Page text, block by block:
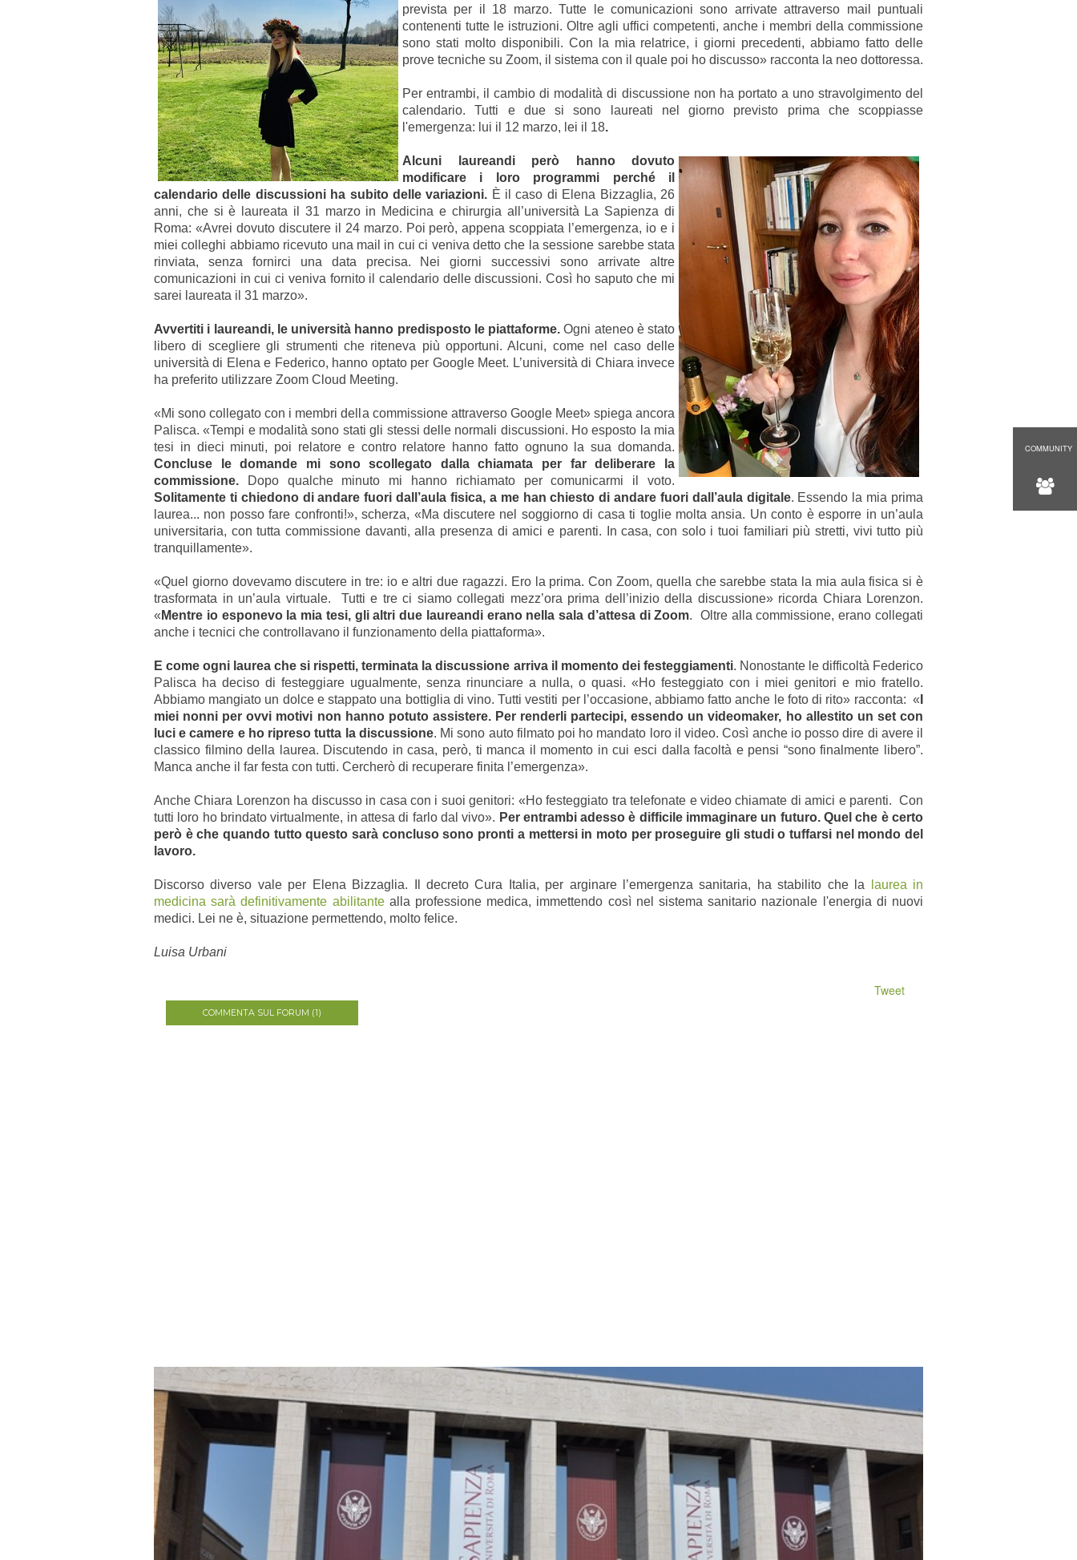
prevista per il 18 marzo. Tutte le comunicazioni sono arrivate attraverso mail puntuali
contenenti tutte le istruzioni. Oltre agli uffici competenti, anche i membri della commissione
sono stati molto disponibili. Con la mia relatrice, i giorni precedenti, abbiamo fatto delle
prove tecniche su Zoom, il sistema con il quale poi ho discusso» racconta la neo dottoressa.
Per entrambi, il cambio di modalità di discussione non ha portato a uno stravolgimento del
calendario. Tutti e due si sono laureati nel giorno previsto prima che scoppiasse
l'emergenza: lui il 12 marzo, lei il 18.
Alcuni laureandi però hanno dovuto
modificare i loro programmi perché il
calendario delle discussioni ha subito delle variazioni. È il caso di Elena Bizzaglia, 26
anni, che si è laureata il 31 marzo in Medicina e chirurgia all’università La Sapienza di
Roma: «Avrei dovuto discutere il 24 marzo. Poi però, appena scoppiata l’emergenza, io e i
miei colleghi abbiamo ricevuto una mail in cui ci veniva detto che la sessione sarebbe stata
rinviata, senza fornirci una data precisa. Nei giorni successivi sono arrivate altre
comunicazioni in cui ci veniva fornito il calendario delle discussioni. Così ho saputo che mi
sarei laureata il 31 marzo».
Avvertiti i laureandi, le università hanno predisposto le piattaforme. Ogni ateneo è stato
libero di scegliere gli strumenti che riteneva più opportuni. Alcuni, come nel caso delle
università di Elena e Federico, hanno optato per Google Meet. L’università di Chiara invece
ha preferito utilizzare Zoom Cloud Meeting.
«Mi sono collegato con i membri della commissione attraverso Google Meet» spiega ancora
Palisca. «Tempi e modalità sono stati gli stessi delle normali discussioni. Ho esposto la mia
tesi in dieci minuti, poi relatore e contro relatore hanno fatto ognuno la sua domanda.
Concluse le domande mi sono scollegato dalla chiamata per far deliberare la
commissione.
Dopo qualche minuto mi hanno richiamato per comunicarmi il voto.
Solitamente ti chiedono di andare fuori dall’aula fisica, a me han chiesto di andare fuori dall’aula digitale. Essendo la mia prima
laurea... non posso fare confronti!», scherza, «Ma discutere nel soggiorno di casa ti toglie molta ansia. Un conto è esporre in un’aula
universitaria, con tutta commissione davanti, alla presenza di amici e parenti. In casa, con solo i tuoi familiari più stretti, vivi tutto più
tranquillamente».
«Quel giorno dovevamo discutere in tre: io e altri due ragazzi. Ero la prima. Con Zoom, quella che sarebbe stata la mia aula fisica si è
trasformata in un’aula virtuale. Tutti e tre ci siamo collegati mezz’ora prima dell’inizio della discussione» ricorda Chiara Lorenzon.
« Mentre io esponevo la mia tesi, gli altri due laureandi erano nella sala d’attesa di Zoom. Oltre alla commissione, erano collegati
anche i tecnici che controllavano il funzionamento della piattaforma».
E come ogni laurea che si rispetti, terminata la discussione arriva il momento dei festeggiamenti. Nonostante le difficoltà Federico
Palisca ha deciso di festeggiare ugualmente, senza rinunciare a nulla, o quasi. «Ho festeggiato con i miei genitori e mio fratello.
Abbiamo mangiato un dolce e stappato una bottiglia di vino. Tutti vestiti per l’occasione, abbiamo fatto anche le foto di rito» racconta: «
miei nonni per ovvi motivi non hanno potuto assistere. Per renderli partecipi, essendo un videomaker, ho allestito un set con
luci e camere e ho ripreso tutta la discussione. Mi sono auto filmato poi ho mandato loro il video. Così anche io posso dire di avere il
classico filmino della laurea. Discutendo in casa, però, ti manca il momento in cui esci dalla facoltà e pensi “sono finalmente libero”.
Manca anche il far festa con tutti. Cercherò di recuperare finita l’emergenza».
Anche Chiara Lorenzon ha discusso in casa con i suoi genitori: «Ho festeggiato tra telefonate e video chiamate di amici e parenti. Con
tutti loro ho brindato virtualmente, in attesa di farlo dal vivo». Per entrambi adesso è difficile immaginare un futuro. Quel che è certo
però è che quando tutto questo sarà concluso sono pronti a mettersi in moto per proseguire gli studi o tuffarsi nel mondo del
lavoro.
Discorso diverso vale per Elena Bizzaglia. Il decreto Cura Italia, per arginare l’emergenza sanitaria, ha stabilito che la
laurea in
medicina sarà definitivamente abilitantealla professione medica, immettendo così nel sistema sanitario nazionale l'energia di nuovi
medici. Lei ne è, situazione permettendo, molto felice.
Luisa Urbani
COMMENTA SUL FORUM (1)
Tweet
COMMUNITY